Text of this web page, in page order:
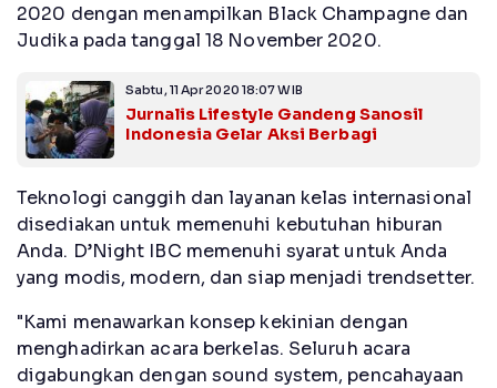
2020 dengan menampilkan Black Champagne dan
Judika pada tanggal 18 November 2020.
Sabtu, 11 Apr 2020 18:07 WIB
Jurnalis Lifestyle Gandeng Sanosil
Indonesia Gelar Aksi Berbagi
Teknologi canggih dan layanan kelas internasional
disediakan untuk memenuhi kebutuhan hiburan
Anda. D’Night IBC memenuhi syarat untuk Anda
yang modis, modern, dan siap menjadi trendsetter.
"Kami menawarkan konsep kekinian dengan
menghadirkan acara berkelas. Seluruh acara
digabungkan dengan sound system, pencahayaan